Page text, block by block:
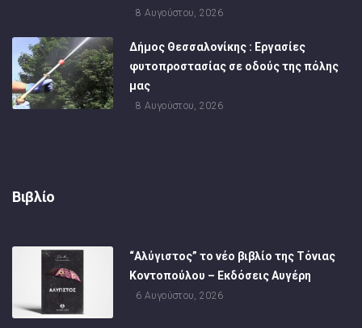
8 Αυγούστου, 2026
Δήμος Θεσσαλονίκης : Εργασίες
φυτοπροστασίας σε οδούς της πόλης
μας
8 Αυγούστου, 2026
Βιβλίο
“Αλύγιστος” το νέο βιβλίο της Τόνιας
Κοντοπούλου – Εκδόσεις Αυγέρη
6 Αυγούστου, 2026